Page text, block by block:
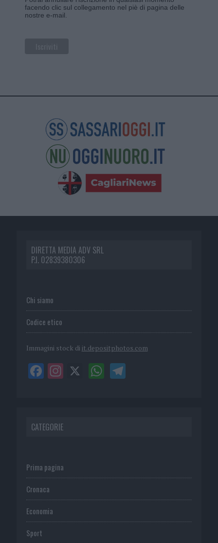
facendo clic sul collegamento nel piè di pagina delle
nostre e-mail.
DIRETTA MEDIA ADV SRL
P.I. 02839380306
Chi siamo
Codice etico
Immagini stock di it.depositphotos.com
CATEGORIE
Prima pagina
Cronaca
Economia
Sport